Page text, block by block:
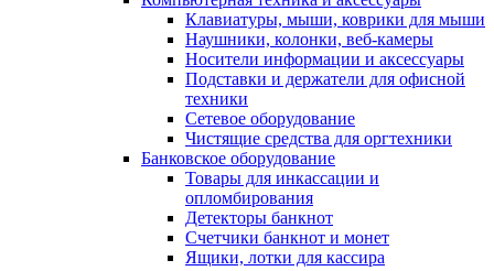
Клавиатуры, мыши, коврики для мыши
Наушники, колонки, веб-камеры
Носители информации и аксессуары
Подставки и держатели для офисной
техники
Сетевое оборудование
Чистящие средства для оргтехники
Банковское оборудование
Товары для инкассации и
опломбирования
Детекторы банкнот
Счетчики банкнот и монет
Ящики, лотки для кассира